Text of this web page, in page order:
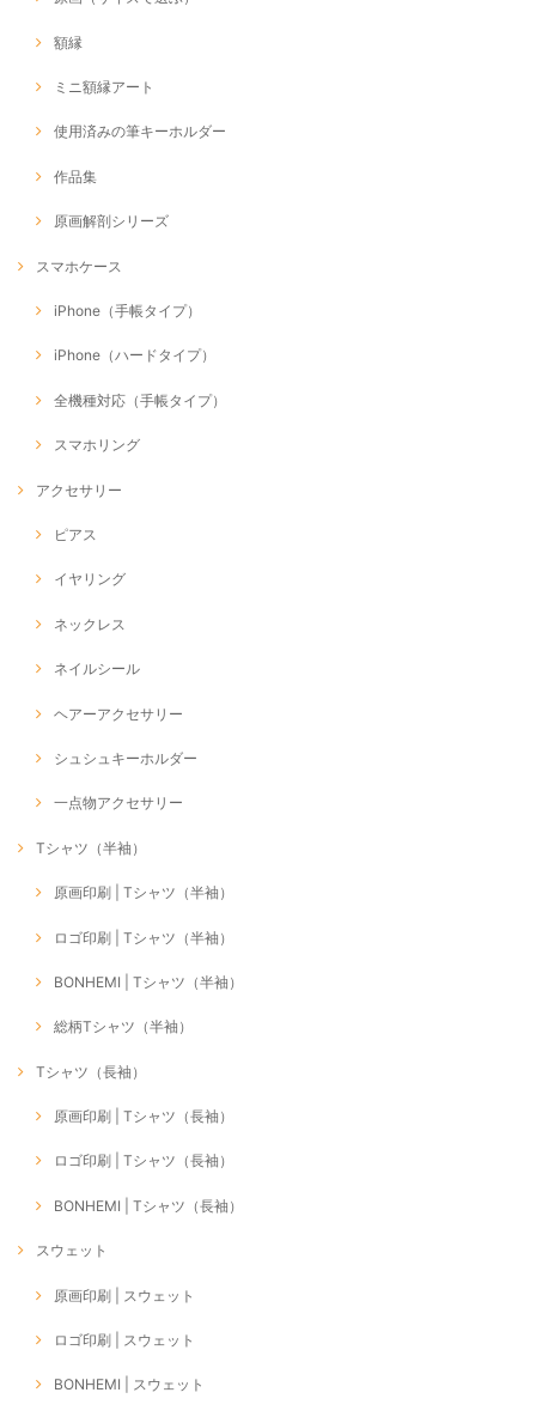
額縁
ミニ額縁アート
使用済みの筆キーホルダー
作品集
原画解剖シリーズ
スマホケース
iPhone（手帳タイプ）
iPhone（ハードタイプ）
全機種対応（手帳タイプ）
スマホリング
アクセサリー
ピアス
イヤリング
ネックレス
ネイルシール
ヘアーアクセサリー
シュシュキーホルダー
一点物アクセサリー
Tシャツ（半袖）
原画印刷 | Tシャツ（半袖）
ロゴ印刷 | Tシャツ（半袖）
BONHEMI | Tシャツ（半袖）
総柄Tシャツ（半袖）
Tシャツ（長袖）
原画印刷 | Tシャツ（長袖）
ロゴ印刷 | Tシャツ（長袖）
BONHEMI | Tシャツ（長袖）
スウェット
原画印刷 | スウェット
ロゴ印刷 | スウェット
BONHEMI | スウェット